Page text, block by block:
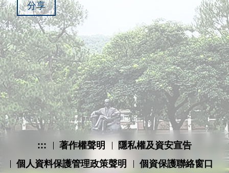
分享
::: 著作權聲明
隱私權及資安宣告
個人資料保護管理政策聲明
個資保護聯絡窗口